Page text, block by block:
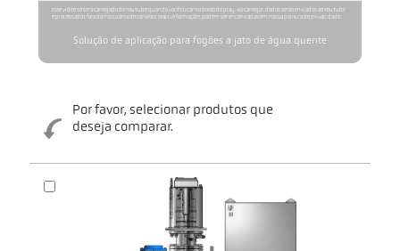
Este vídeo só será carregado do YouTube quando você clicar no botão de play. Ao carregar, dados serão enviados ao YouTube
e processados fora da nossa área de controle. Mais informações podem ser encontradas em nossa política de privacidade.
Solução de aplicação para fogões a jato de água quente
Por favor, selecionar produtos que
deseja comparar.